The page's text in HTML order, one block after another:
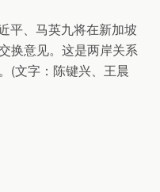
平、马英九将在新加坡
换意见。这是两岸关系
(文字：陈键兴、王晨